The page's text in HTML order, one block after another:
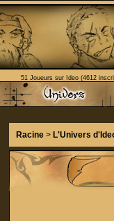
51 Joueurs sur Ideo (4612
Racine> L'Univers